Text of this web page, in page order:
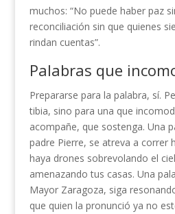
muchos: “No puede haber paz
reconciliación sin que quienes
rindan cuentas”.
Palabras que
Prepararse para la palabra, sí.
tibia, sino para una que
acompañe, que sostenga. Una
padre Pierre, se atreva a correr
haya drones sobrevolando el
amenazando tus casas. Una
Mayor Zaragoza, siga
que quien la pronunció ya no